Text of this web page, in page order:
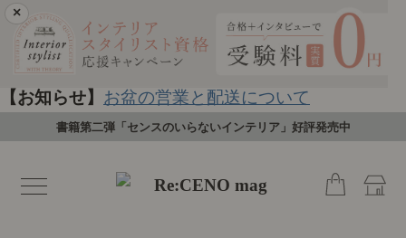
×
【お知らせ】 お盆の営業と配送について
書籍第二弾「センスのいらないインテリア」好評発売中
toggle
navigation